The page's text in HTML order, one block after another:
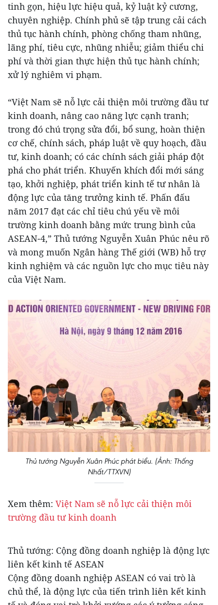
tinh gọn, hiệu lực hiệu quả, kỷ luật kỷ cương,
chuyên nghiệp. Chính phủ sẽ tập trung cải cách
thủ tục hành chính, phòng chống tham nhũng,
lãng phí, tiêu cực, nhũng nhiễu; giảm thiểu chi
phí và thời gian thực hiện thủ tục hành chính;
xử lý nghiêm vi phạm.
“Việt Nam sẽ nỗ lực cải thiện môi trường đầu tư
kinh doanh, nâng cao năng lực cạnh tranh;
trong đó chú trọng sửa đổi, bổ sung, hoàn thiện
cơ chế, chính sách, pháp luật về quy hoạch, đầu
tư, kinh doanh; có các chính sách giải pháp đột
phá cho phát triển. Khuyến khích đổi mới sáng
tạo, khởi nghiệp, phát triển kinh tế tư nhân là
động lực của tăng trưởng kinh tế. Phấn đấu
năm 2017 đạt các chỉ tiêu chú yếu về môi
trường kinh doanh bằng mức trung bình của
ASEAN-4,” Thủ tướng Nguyễn Xuân Phúc nêu rõ
và mong muốn Ngân hàng Thế giới (WB) hỗ trợ
kinh nghiệm và các nguồn lực cho mục tiêu này
của Việt Nam.
Thủ tướng Nguyễn Xuân Phúc phát biểu. (Ảnh: Thống
Nhất/TTXVN)
Xem thêm: Việt Nam sẽ nỗ lực cải thiện môi
trường đầu tư kinh doanh
Thủ tướng: Cộng đồng doanh nghiệp là động lực
liên kết kinh tế ASEAN
Cộng đồng doanh nghiệp ASEAN có vai trò là
chủ thể, là động lực của tiến trình liên kết kinh